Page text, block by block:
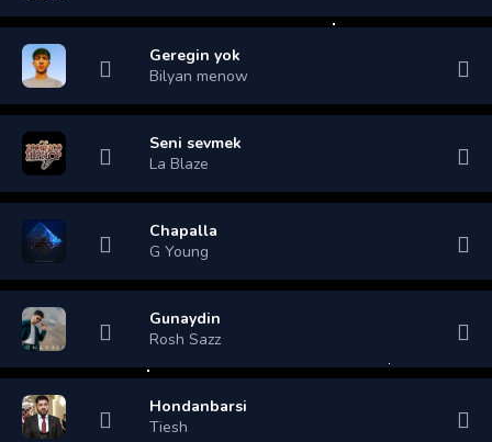
Geregin yok
Bilyan menow
Seni sevmek
La Blaze
Chapalla
G Young
Gunaydin
Rosh Sazz
Hondanbarsi
Tiesh